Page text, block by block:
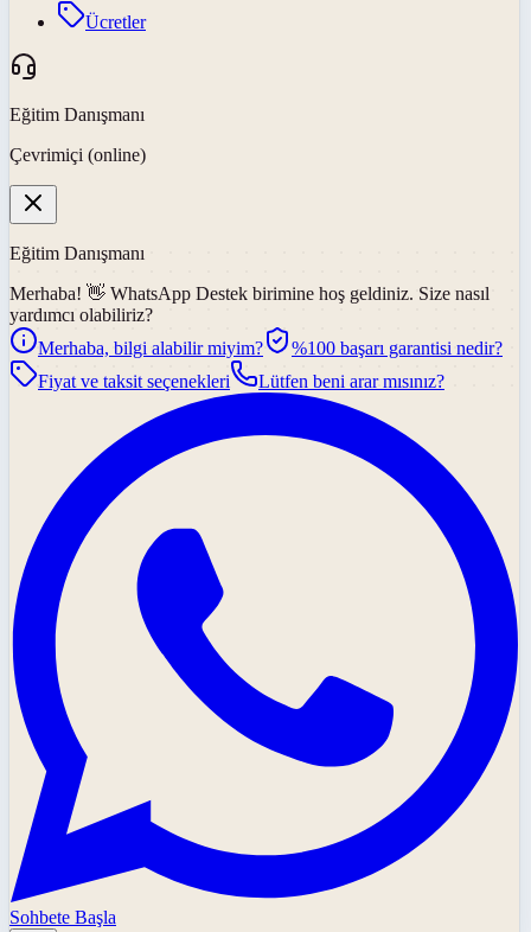
Ücretler
Eğitim Danışmanı
Çevrimiçi (online)
Eğitim Danışmanı
Merhaba! 👋 WhatsApp Destek birimine hoş geldiniz. Size nasıl
yardımcı olabiliriz?
Merhaba, bilgi alabilir miyim?
%100 başarı garantisi nedir?
Fiyat ve taksit seçenekleri
Lütfen beni arar mısınız?
Sohbete Başla